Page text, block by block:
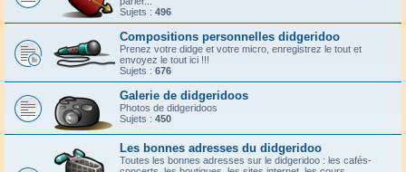
Sujets : 496
Compositions personnelles didgeridoo
Prenez votre didge et votre micro, enregistrez le tout et
envoyez le tout ici !!!
Sujets : 676
Galerie de didgeridoos
Photos de didgeridoos
Sujets : 450
Les bonnes adresses du didgeridoo
Toutes les bonnes adresses sur le didgeridoo : les cafés-